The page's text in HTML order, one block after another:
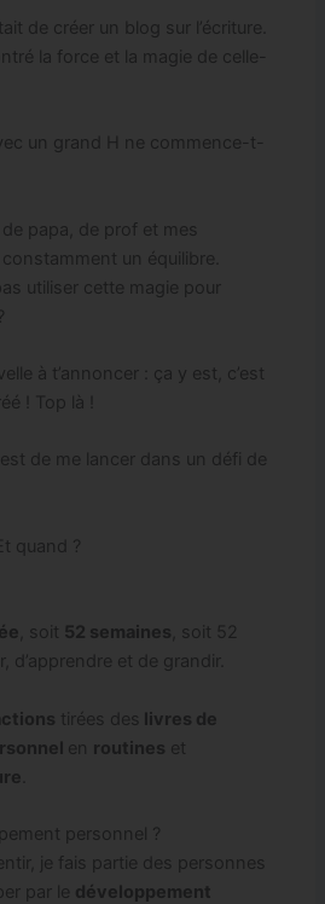
de créer un blog sur l’écriture.
la force et la magie de celle-
un grand H ne commence-t-
papa, de prof et mes
un équilibre.
utiliser cette magie pour
à t’annoncer : ça y est, c’est
! Top là !
de me lancer dans un défi de
quand ?
, soit 52 semaines , soit 52
d’apprendre et de grandir.
tirées des livres de
en routines et
personnel ?
je fais partie des personnes
par le développement